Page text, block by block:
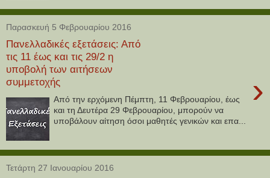
Παρασκευή 5 Φεβρουαρίου 2016
Πανελλαδικές εξετάσεις: Από
τις 11 έως και τις 29/2 η
υποβολή των αιτήσεων
συμμετοχής
›
Από την ερχόμενη Πέμπτη, 11 Φεβρουαρίου, έως
και τη Δευτέρα 29 Φεβρουαρίου, μπορούν να
υποβάλουν αίτηση όσοι μαθητές γενικών και επα...
Τετάρτη 27 Ιανουαρίου 2016